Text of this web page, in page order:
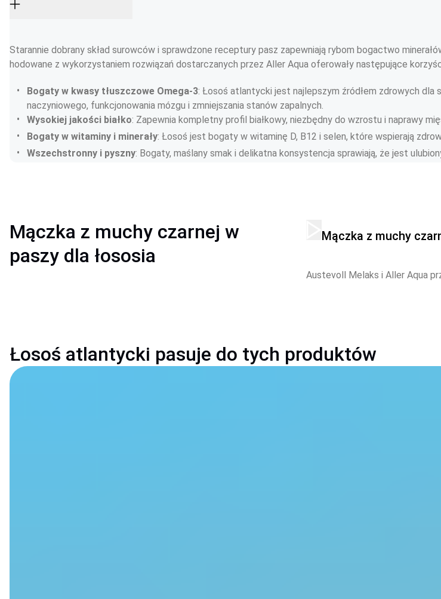
Starannie dobrany skład surowców i sprawdzone receptury pasz zapewniają rybom bogactwo
hodowane z wykorzystaniem rozwiązań dostarczanych przez Aller Aqua oferowały następujące
Bogaty w kwasy tłuszczowe Omega-3: Łosoś atlantycki jest najlepszym źródłem zdrowych dla
naczyniowego, funkcjonowania mózgu i zmniejszania stanów zapalnych.
Wysokiej jakości białko: Zapewnia kompletny profil białkowy, niezbędny do wzrostu i naprawy
Bogaty w witaminy i minerały: Łosoś jest bogaty w witaminę D, B12 i selen, które wspierają
Wszechstronny i pyszny: Bogaty, maślany smak i delikatna konsystencja sprawiają, że jest
Mączka z muchy czarnej w
paszy dla łososia
Mączka z muchy
Austevoll Melaks i Aller Aqua
Łosoś atlantycki pasuje do tych produktów